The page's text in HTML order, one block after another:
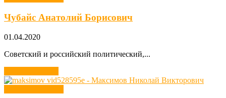
Чубайс Анатолий Борисович
01.04.2020
Советский и российский политический,...